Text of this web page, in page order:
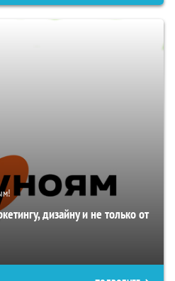
дизайну и не только от